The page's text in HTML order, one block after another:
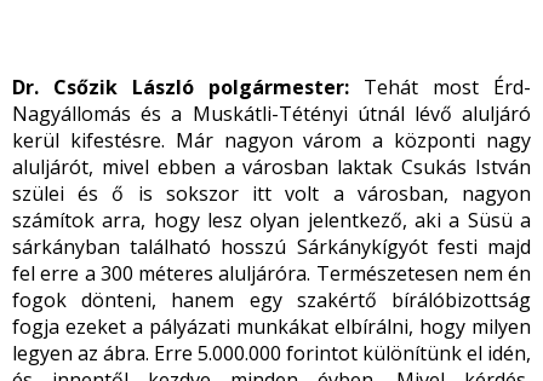
Dr. Csőzik László polgármester: Tehát most Érd-
Nagyállomás és a Muskátli-Tétényi útnál lévő aluljáró
kerül kifestésre. Már nagyon várom a központi nagy
aluljárót, mivel ebben a városban laktak Csukás István
szülei és ő is sokszor itt volt a városban, nagyon
számítok arra, hogy lesz olyan jelentkező, aki a Süsü a
sárkányban található hosszú Sárkánykígyót festi majd
fel erre a 300 méteres aluljáróra. Természetesen nem én
fogok dönteni, hanem egy szakértő bírálóbizottság
fogja ezeket a pályázati munkákat elbírálni, hogy milyen
legyen az ábra. Erre 5.000.000 forintot különítünk el idén,